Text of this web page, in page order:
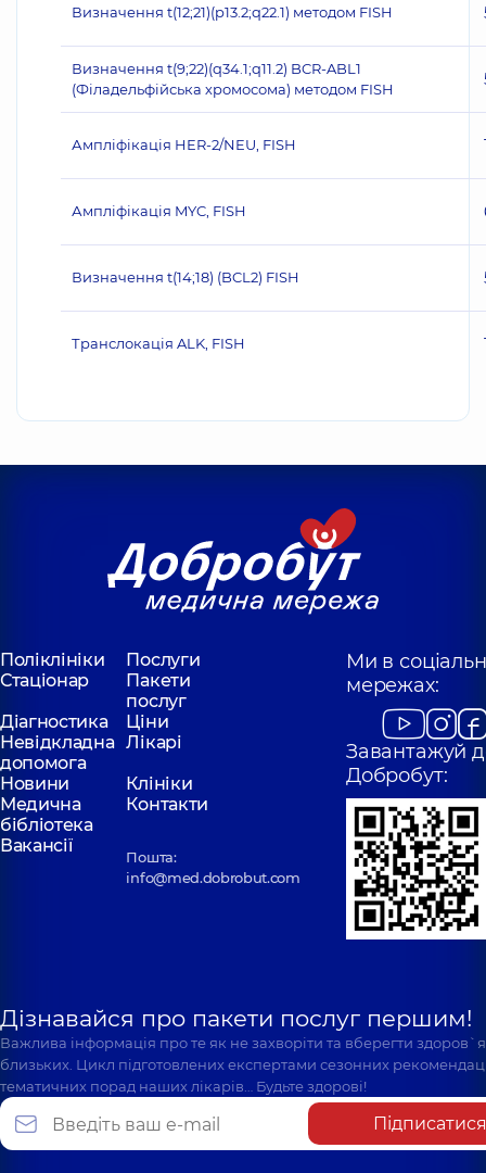
Визначення t(12;21)(p13.2;q22.1) методом FISH
Визначення t(9;22)(q34.1;q11.2) BCR-ABL1
(Філадельфійська хромосома) методом FISH
Ампліфікація HER‐2/NEU, FISH
Ампліфікація MYC, FISH
Визначення t(14;18) (BCL2) FISH
Транслокація ALK, FISH
Поліклініки
Послуги
Стаціонар
Пакети
послуг
Діагностика
Ціни
Невідкладна
допомога
Лікарі
Новини
Клініки
Медична
бібліотека
Контакти
Вакансії
Пошта:
info@med.dobrobut.com
Ми в
мережах:
Завантажуй
Добробут:
Дізнавайся про пакети послуг першим!
Важлива інформація про те як не захворіти та вберегти
близьких. Цикл підготовлених експертами сезонних
тематичних порад наших лікарів… Будьте здорові!
Підписатися